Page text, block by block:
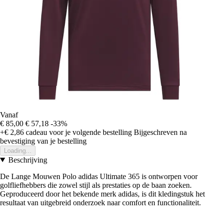
Vanaf
€ 85,00 € 57,18 -33%
+€ 2,86 cadeau voor je volgende bestelling Bijgeschreven na
bevestiging van je bestelling
Loading...
Beschrijving
De Lange Mouwen Polo adidas Ultimate 365 is ontworpen voor
golfliefhebbers die zowel stijl als prestaties op de baan zoeken.
Geproduceerd door het bekende merk adidas, is dit kledingstuk het
resultaat van uitgebreid onderzoek naar comfort en functionaliteit.